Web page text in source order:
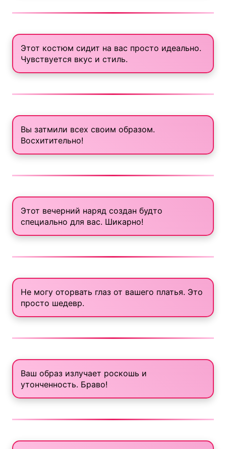
Этот костюм сидит на вас просто идеально.
Чувствуется вкус и стиль.
Вы затмили всех своим образом.
Восхитительно!
Этот вечерний наряд создан будто
специально для вас. Шикарно!
Не могу оторвать глаз от вашего платья. Это
просто шедевр.
Ваш образ излучает роскошь и
утонченность. Браво!